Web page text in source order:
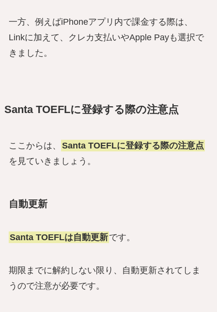
一方、例えばiPhoneアプリ内で課金する際は、
Linkに加えて、クレカ支払いやApple Payも選択で
きました。
Santa TOEFLに登録する際の注意点
ここからは、
Santa TOEFLに登録する際の注意点
を見ていきましょう。
自動更新
Santa TOEFLは自動更新です。
期限までに解約しない限り、自動更新されてしま
うので注意が必要です。